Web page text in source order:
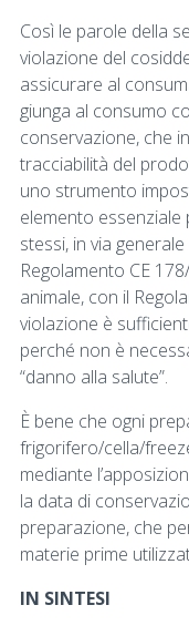
Così le parole della
violazione del
assicurare al
giunga al consumo
conservazione, che
tracciabilità del
uno strumento
elemento essenziale
stessi, in via
Regolamento CE
animale, con il
violazione è
perché non è
“danno alla salute”.
È bene che ogni
frigorifero/cella/
mediante
la data di
preparazione, che
materie prime
IN SINTESI